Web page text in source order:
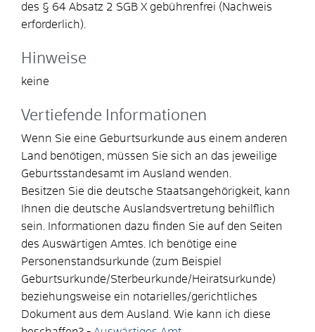
des § 64 Absatz 2 SGB X gebührenfrei (Nachweis
erforderlich).
Hinweise
keine
Vertiefende Informationen
Wenn Sie eine Geburtsurkunde aus einem anderen
Land benötigen, müssen Sie sich an das jeweilige
Geburtsstandesamt im Ausland wenden.
Besitzen Sie die deutsche Staatsangehörigkeit, kann
Ihnen die deutsche Auslandsvertretung behilflich
sein. Informationen dazu finden Sie auf den Seiten
des Auswärtigen Amtes. Ich benötige eine
Personenstandsurkunde (zum Beispiel
Geburtsurkunde/Sterbeurkunde/Heiratsurkunde)
beziehungsweise ein notarielles/gerichtliches
Dokument aus dem Ausland. Wie kann ich diese